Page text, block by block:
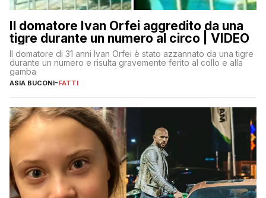
Il domatore Ivan Orfei aggredito da una
tigre durante un numero al circo | VIDEO
Il domatore di 31 anni Ivan Orfei è stato azzannato da una tigre
durante un numero e risulta gravemente ferito al collo e alla
gamba
ASIA BUCONI-FATTI